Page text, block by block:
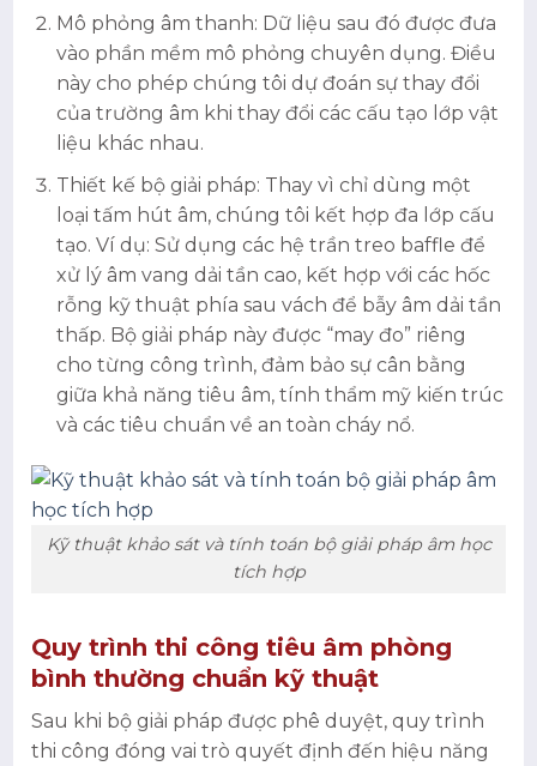
Mô phỏng âm thanh: Dữ liệu sau đó được đưa
vào phần mềm mô phỏng chuyên dụng. Điều
này cho phép chúng tôi dự đoán sự thay đổi
của trường âm khi thay đổi các cấu tạo lớp vật
liệu khác nhau.
Thiết kế bộ giải pháp: Thay vì chỉ dùng một
loại tấm hút âm, chúng tôi kết hợp đa lớp cấu
tạo. Ví dụ: Sử dụng các hệ trần treo baffle để
xử lý âm vang dải tần cao, kết hợp với các hốc
rỗng kỹ thuật phía sau vách để bẫy âm dải tần
thấp. Bộ giải pháp này được “may đo” riêng
cho từng công trình, đảm bảo sự cân bằng
giữa khả năng tiêu âm, tính thẩm mỹ kiến trúc
và các tiêu chuẩn về an toàn cháy nổ.
Kỹ thuật khảo sát và tính toán bộ giải pháp âm học
tích hợp
Quy trình thi công tiêu âm phòng
bình thường chuẩn kỹ thuật
Sau khi bộ giải pháp được phê duyệt, quy trình
thi công đóng vai trò quyết định đến hiệu năng